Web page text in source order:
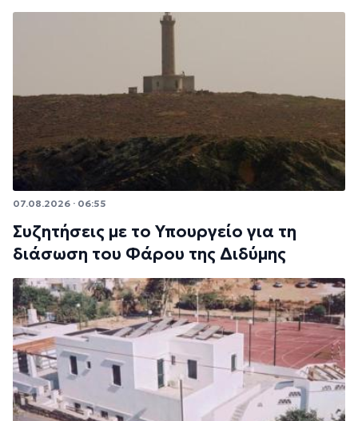
07.08.2026 · 06:55
Συζητήσεις με το Υπουργείο για τη
διάσωση του Φάρου της Διδύμης